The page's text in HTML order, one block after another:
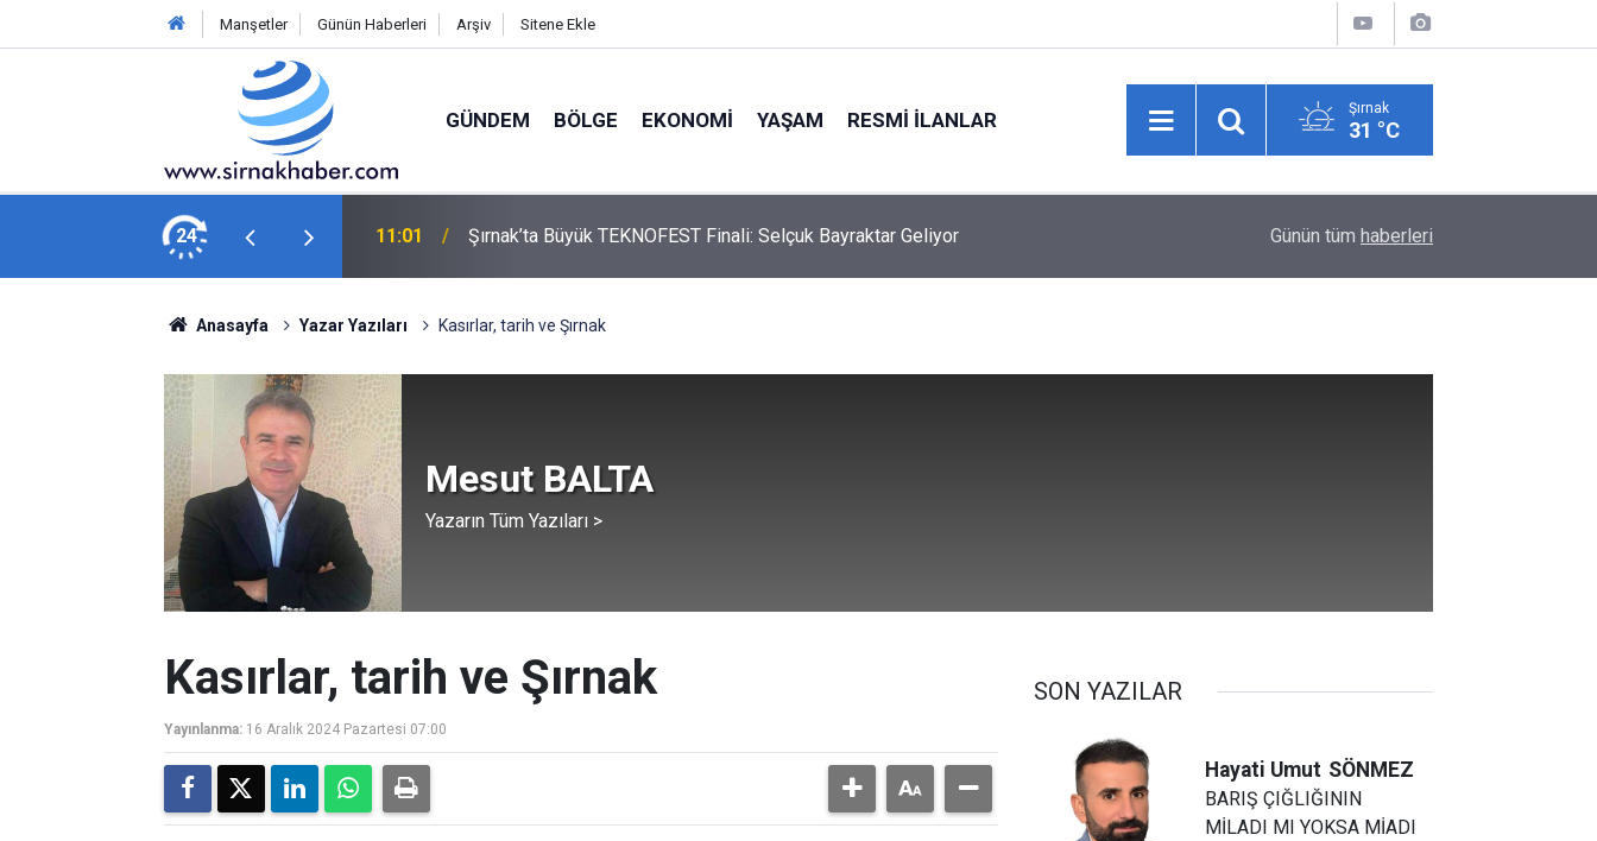
Manşetler Günün Haberleri Arşiv Sitene Ekle
GÜNDEM BÖLGE EKONOMI YAŞAM RESMI İLANLAR Şırnak
31 °C
24
Selçuk Bayraktar Geliyor 10:38 Habur’da 2026’nın TIR Çıkış Rekoru Kırıldı: Günde 2 Bin 454 TIR Namaz kıldığı camide çantası çalındı
Günün tüm haberleri
Anasayfa Yazar Yazıları Kasırlar, tarih ve Şırnak
Mesut BALTA
Yazarın Tüm Yazıları >
Kasırlar, tarih ve Şırnak
Yayınlanma: 16 Aralık 2024 Pazartesi 07:00
SON YAZILAR
Hayati Umut SÖNMEZ
BARIŞ ÇIĞLIĞININ
MİLADI MI YOKSA MİADI